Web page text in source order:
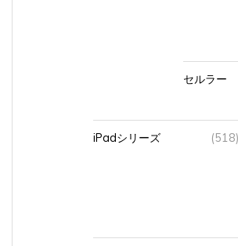
セルラー
iPadシリーズ
初めて買ったiPad